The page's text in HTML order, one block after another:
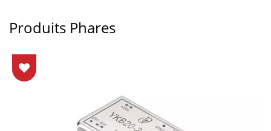
Produits Phares